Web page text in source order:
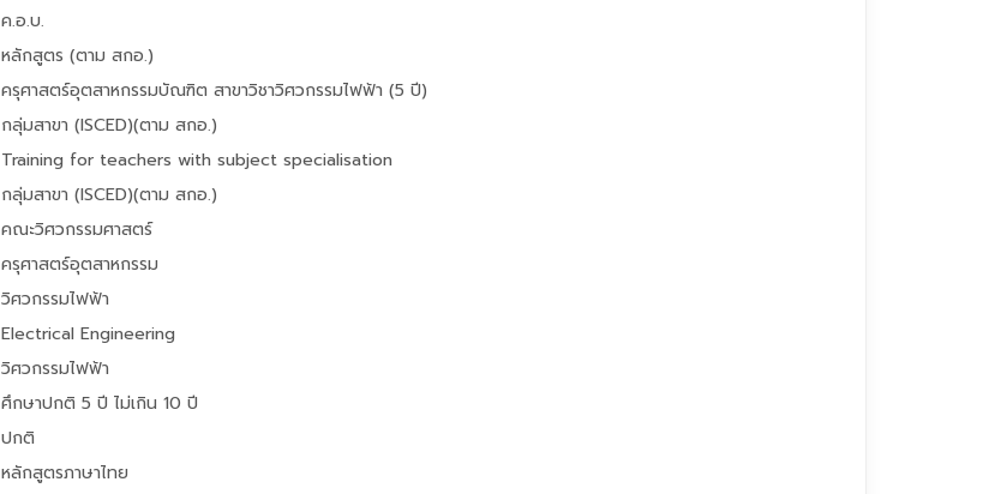
ค.อ.บ.
หลักสูตร (ตาม สกอ.)
ครุศาสตร์อุตสาหกรรมบัณฑิต สาขาวิชาวิศวกรรมไฟฟ้า (5 ปี)
กลุ่มสาขา (ISCED)(ตาม สกอ.)
Training for teachers with subject specialisation
กลุ่มสาขา (ISCED)(ตาม สกอ.)
คณะวิศวกรรมศาสตร์
ครุศาสตร์อุตสาหกรรม
วิศวกรรมไฟฟ้า
Electrical Engineering
วิศวกรรมไฟฟ้า
ศึกษาปกติ 5 ปี ไม่เกิน 10 ปี
ปกติ
หลักสูตรภาษาไทย